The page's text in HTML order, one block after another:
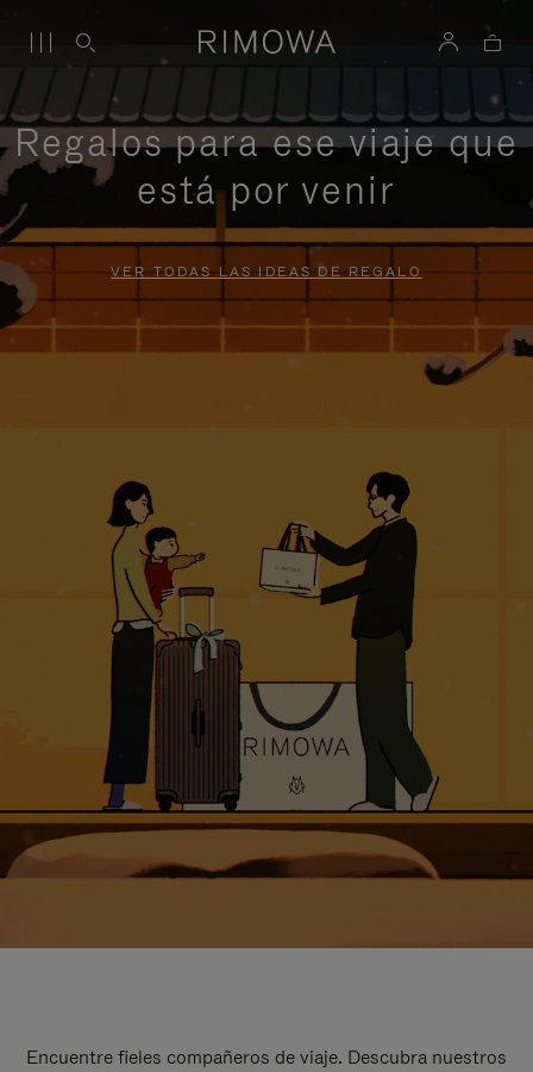
Regalos para ese viaje que
está por venir
VER TODAS LAS IDEAS DE REGALO
Encuentre fieles compañeros de viaje. Descubra nuestros